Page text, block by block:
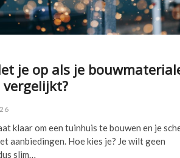
je op als je
klaar om een tuinhuis te bouwen en je
aanbiedingen. Hoe kies je? Je wilt geen
slim…